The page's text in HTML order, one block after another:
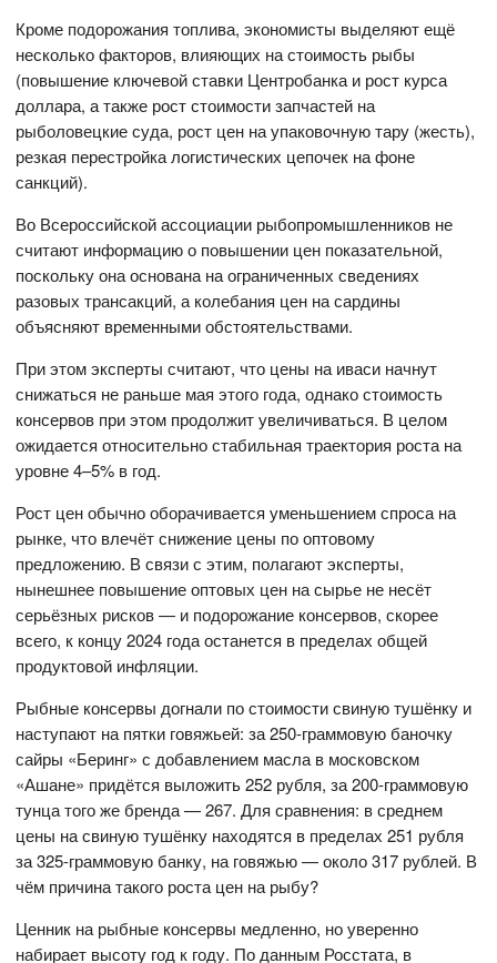
Кроме подорожания топлива, экономисты выделяют ещё
несколько факторов, влияющих на стоимость рыбы
(повышение ключевой ставки Центробанка и рост курса
доллара, а также рост стоимости запчастей на
рыболовецкие суда, рост цен на упаковочную тару (жесть),
резкая перестройка логистических цепочек на фоне
санкций).
Во Всероссийской ассоциации рыбопромышленников не
считают информацию о повышении цен показательной,
поскольку она основана на ограниченных сведениях
разовых трансакций, а колебания цен на сардины
объясняют временными обстоятельствами.
При этом эксперты считают, что цены на иваси начнут
снижаться не раньше мая этого года, однако стоимость
консервов при этом продолжит увеличиваться. В целом
ожидается относительно стабильная траектория роста на
уровне 4–5% в год.
Рост цен обычно оборачивается уменьшением спроса на
рынке, что влечёт снижение цены по оптовому
предложению. В связи с этим, полагают эксперты,
нынешнее повышение оптовых цен на сырье не несёт
серьёзных рисков — и подорожание консервов, скорее
всего, к концу 2024 года останется в пределах общей
продуктовой инфляции.
Рыбные консервы догнали по стоимости свиную тушёнку и
наступают на пятки говяжьей: за 250-граммовую баночку
сайры «Беринг» с добавлением масла в московском
«Ашане» придётся выложить 252 рубля, за 200-граммовую
тунца того же бренда — 267. Для сравнения: в среднем
цены на свиную тушёнку находятся в пределах 251 рубля
за 325-граммовую банку, на говяжью — около 317 рублей. В
чём причина такого роста цен на рыбу?
Ценник на рыбные консервы медленно, но уверенно
набирает высоту год к году. По данным Росстата, в